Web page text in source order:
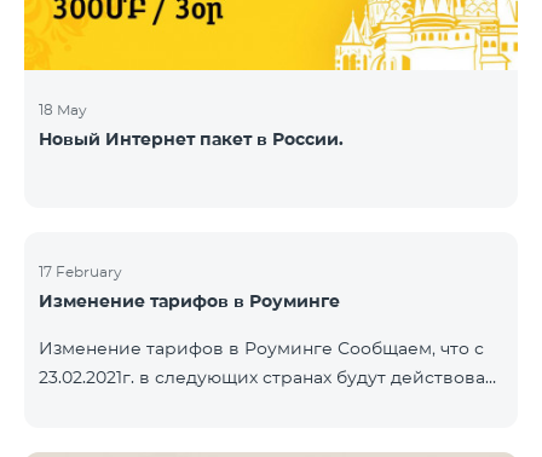
18 May
Новый Интернет пакет в России.
17 February
Изменение тарифов в Роуминге
Изменение тарифов в Роуминге Сообщаем, что с
23.02.2021г. в следующих странах будут действовать